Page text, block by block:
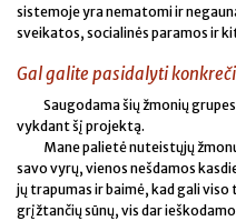
sistemoje yra nematomi ir
sveikatos, socialinės paramos ir
Gal galite pasidalyti
Saugodama šių žmonių
vykdant šį projektą.
Mane palietė nuteistųjų
savo vyrų, vienos nešdamos
jų trapumas ir baimė, kad gali
grįžtančių sūnų, vis dar